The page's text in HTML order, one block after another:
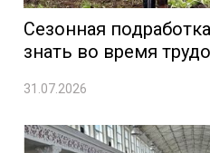
Сезонная
знать во время
31.07.2026